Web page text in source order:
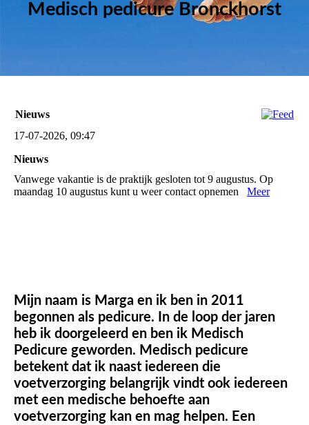
Medisch pedicure Bronckhorst
Nieuws
17-07-2026, 09:47
Nieuws
Vanwege vakantie is de praktijk gesloten tot 9 augustus. Op
maandag 10 augustus kunt u weer contact opnemen Meer
Mijn naam is Marga en ik ben in 2011
begonnen als pedicure. In de loop der jaren
heb ik doorgeleerd en ben ik Medisch
Pedicure geworden. Medisch pedicure
betekent dat ik naast iedereen die
voetverzorging belangrijk vindt ook iedereen
met een medische behoefte aan
voetverzorging kan en mag helpen. Een